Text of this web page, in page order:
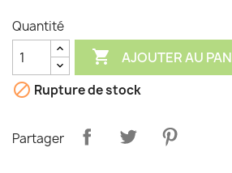
Quantité
 AJOUTER AU
 Rupture de stock
Partager